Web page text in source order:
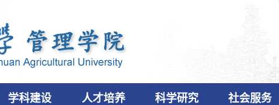
学科建设 人才培养 科学研究 社会服务